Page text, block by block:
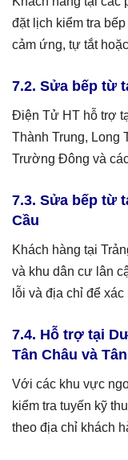
đặt lịch kiểm tra
cảm ứng, tự tắt
7.2. Sửa bếp từ
Điện Tử HT hỗ trợ
Thành Trung, Long
Trường Đông và
7.3. Sửa bếp từ
Cầu
Khách hàng tại
và khu dân cư lân
lỗi và địa chỉ để
7.4. Hỗ trợ tại
Tân Châu và
Với các khu vực
kiểm tra tuyến kỹ
theo địa chỉ khách